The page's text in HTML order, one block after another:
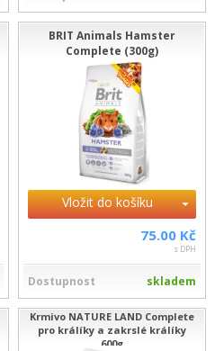
BRIT Animals Hamster
Complete (300g)
Vložit do košíku
75.00 Kč
s DPH
Dostupnost skladem
Krmivo NATURE LAND Complete
pro králíky a zakrslé králíky
600g